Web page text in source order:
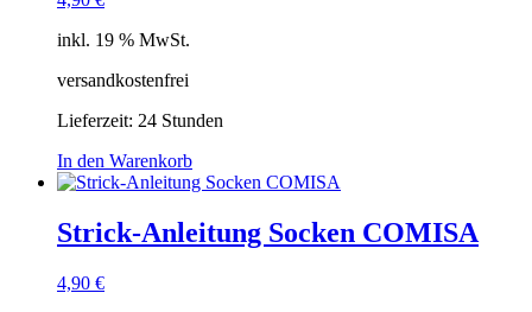
inkl. 19 % MwSt.
versandkostenfrei
Lieferzeit: 24 Stunden
In den Warenkorb
Strick-Anleitung Socken COMISA
4,90 €